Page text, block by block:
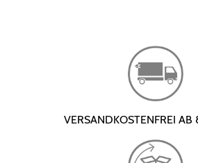
VERSANDKOSTENFREI